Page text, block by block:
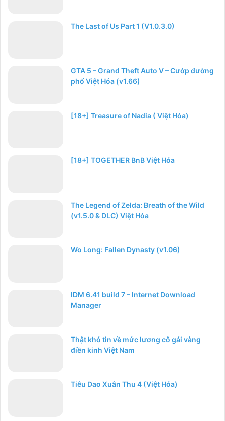
The Last of Us Part 1 (V1.0.3.0)
GTA 5 – Grand Theft Auto V – Cướp đường
phố Việt Hóa (v1.66)
[18+] Treasure of Nadia ( Việt Hóa)
[18+] TOGETHER BnB Việt Hóa
The Legend of Zelda: Breath of the Wild
(v1.5.0 & DLC) Việt Hóa
Wo Long: Fallen Dynasty (v1.06)
IDM 6.41 build 7 – Internet Download
Manager
Thật khó tin về mức lương cô gái vàng
điền kinh Việt Nam
Tiêu Dao Xuân Thu 4 (Việt Hóa)